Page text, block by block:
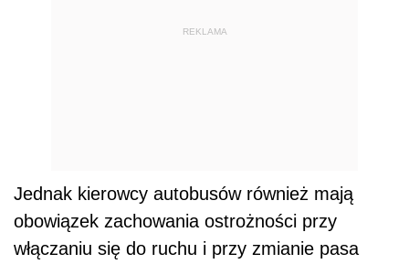
REKLAMA
Jednak kierowcy autobusów również mają
obowiązek zachowania ostrożności przy
włączaniu się do ruchu i przy zmianie pasa